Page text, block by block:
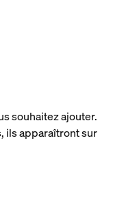
souhaitez ajouter.
ils apparaîtront sur